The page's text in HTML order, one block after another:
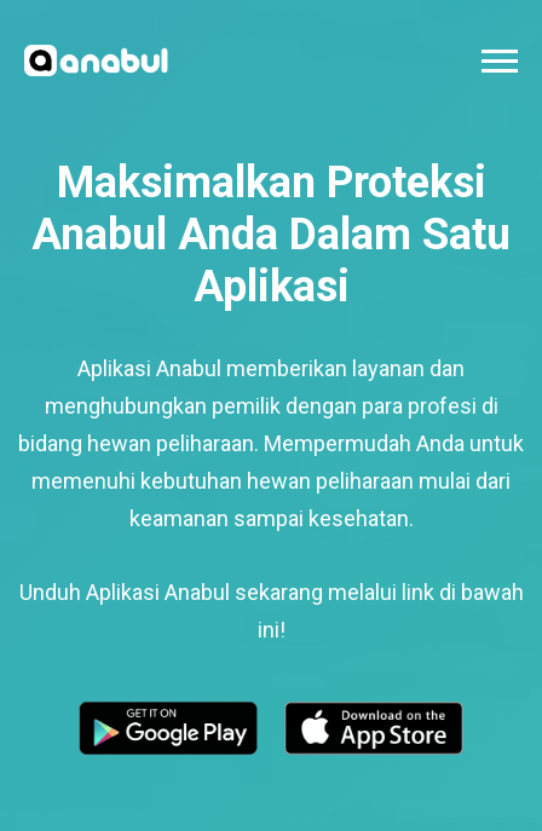
Maksimalkan Proteksi
Anabul Anda Dalam Satu
Aplikasi
Aplikasi Anabul memberikan layanan dan
menghubungkan pemilik dengan para profesi di
bidang hewan peliharaan. Mempermudah Anda untuk
memenuhi kebutuhan hewan peliharaan mulai dari
keamanan sampai kesehatan.
Unduh Aplikasi Anabul sekarang melalui link di bawah
ini!